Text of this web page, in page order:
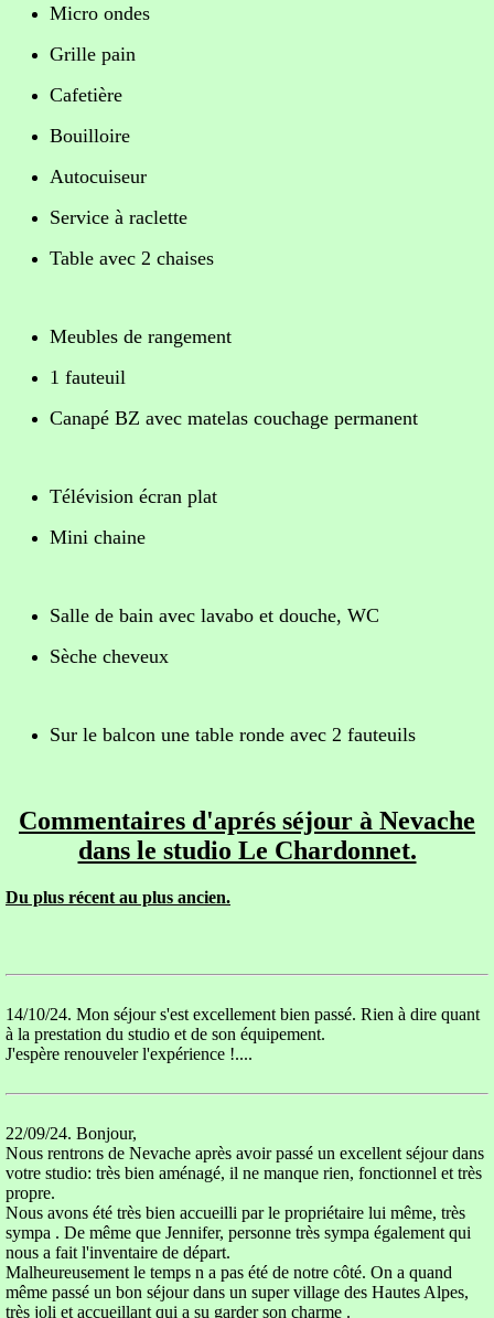
Micro ondes
Grille pain
Cafetière
Bouilloire
Autocuiseur
Service à raclette
Table avec 2 chaises
Meubles de rangement
1 fauteuil
Canapé BZ avec matelas couchage permanent
Télévision écran plat
Mini chaine
Salle de bain avec lavabo et douche, WC
Sèche cheveux
Sur le balcon une table ronde avec 2 fauteuils
Commentaires d'aprés séjour à Nevache
dans le studio Le Chardonnet.
Du plus récent au plus ancien.
14/10/24. Mon séjour s'est excellement bien passé. Rien à dire quant
à la prestation du studio et de son équipement.
J'espère renouveler l'expérience !....
22/09/24. Bonjour,
Nous rentrons de Nevache après avoir passé un excellent séjour dans
votre studio: très bien aménagé, il ne manque rien, fonctionnel et très
propre.
Nous avons été très bien accueilli par le propriétaire lui même, très
sympa . De même que Jennifer, personne très sympa également qui
nous a fait l'inventaire de départ.
Malheureusement le temps n a pas été de notre côté. On a quand
même passé un bon séjour dans un super village des Hautes Alpes,
très joli et accueillant qui a su garder son charme .